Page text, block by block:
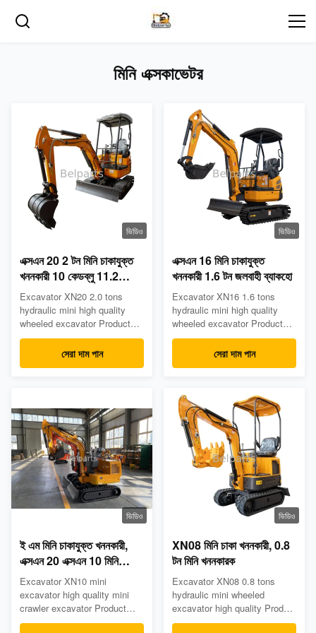
মিনি এক্সকাভেটর
ভিডিও
এক্সএন 20 2 টন মিনি চাকাযুক্ত
খননকারী 10 কেডব্লু 11.2
কেডব্লু 2200r / মিনিট
Excavator XN20 2.0 tons
hydraulic mini high quality
wheeled excavator Product
Description Machine Weight
1900 Kg Bucket Capacity
0.048 m³ Engine Japanese
track MAIN DEMENSIONS
Overall dimension( LxWxH)
3400 x (990-1240) x ...
সেরা দাম পান
ভিডিও
এক্সএন 16 মিনি চাকাযুক্ত
খননকারী 1.6 টন জলবাহী ব্যাকহো
Excavator XN16 1.6 tons
hydraulic mini high quality
wheeled excavator Product
Description Overall dimension
( LxWxH) Unit (mm) a
Wheelbase 1130 b Total
437 d Counterweight turning
radius 790 e Chassis width
1110 f Track width 230 g
Track height 320 h ...
সেরা দাম পান
ভিডিও
ই এম মিনি চাকাযুক্ত খননকারী,
এক্সএন 20 এক্সএন 10 মিনি
খননকারক
Excavator XN10 mini
excavator high quality mini
crawler excavator Product
Description Part name Mini
ভিডিও
XN08 মিনি চাকা খননকারী, 0.8
টন মিনি খননকারক
Excavator XN08 0.8 tons
hydraulic mini wheeled
excavator high quality Product
Description SPECIFIION Unit